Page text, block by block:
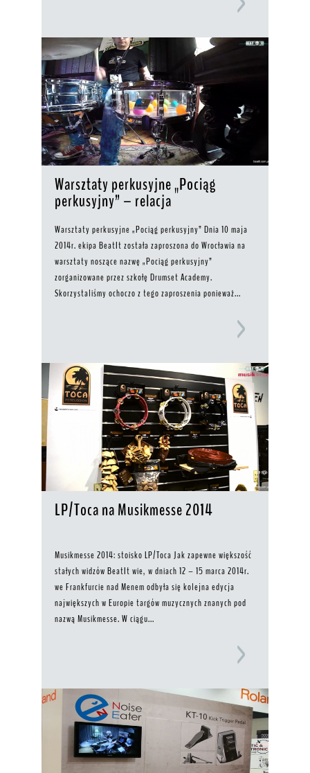
Warsztaty perkusyjne „Pociąg
perkusyjny” – relacja
Warsztaty perkusyjne „Pociąg perkusyjny” Dnia 10 maja
2014r. ekipa BeatIt została zaproszona do Wrocławia na
warsztaty noszące nazwę „Pociąg perkusyjny”
zorganizowane przez szkołę Drumset Academy.
Skorzystaliśmy ochoczo z tego zaproszenia ponieważ...
LP/Toca na Musikmesse 2014
Musikmesse 2014: stoisko LP/Toca Jak zapewne większość
stałych widzów BeatIt wie, w dniach 12 – 15 marca 2014r.
we Frankfurcie nad Menem odbyła się kolejna edycja
największych w Europie targów muzycznych znanych pod
nazwą Musikmesse. W ciągu...